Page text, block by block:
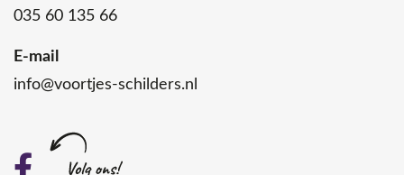
035 60 135 66
E-mail
info@voortjes-schilders.nl